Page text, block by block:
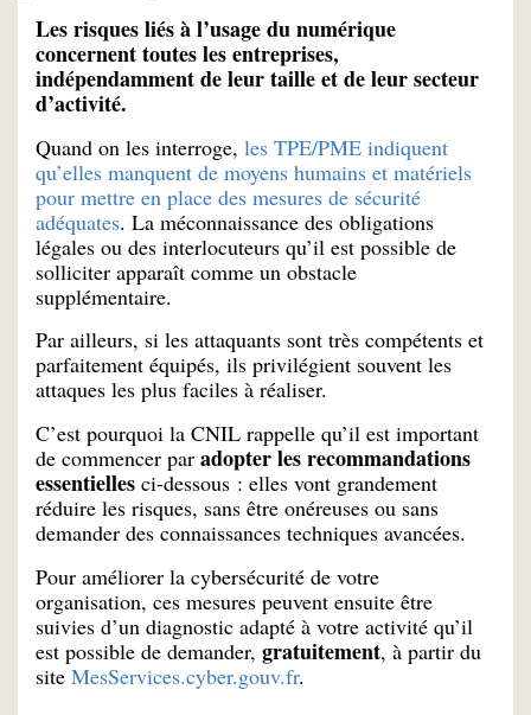
Les risques liés à l’usage du numérique
concernent toutes les entreprises,
indépendamment de leur taille et de leur secteur
d’activité.
Quand on les interroge, les TPE/PME indiquent
qu’elles manquent de moyens humains et matériels
pour mettre en place des mesures de sécurité
adéquates. La méconnaissance des obligations
légales ou des interlocuteurs qu’il est possible de
solliciter apparaît comme un obstacle
supplémentaire.
Par ailleurs, si les attaquants sont très compétents et
parfaitement équipés, ils privilégient souvent les
attaques les plus faciles à réaliser.
C’est pourquoi la CNIL rappelle qu’il est important
de commencer par adopter les recommandations
essentielles ci-dessous : elles vont grandement
réduire les risques, sans être onéreuses ou sans
demander des connaissances techniques avancées.
Pour améliorer la cybersécurité de votre
organisation, ces mesures peuvent ensuite être
suivies d’un diagnostic adapté à votre activité qu’il
est possible de demander, gratuitement, à partir du
site MesServices.cyber.gouv.fr.